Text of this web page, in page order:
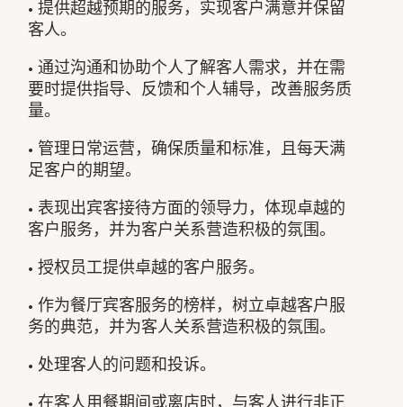
• 提供超越预期的服务，实现客户满意并保留
客人。
• 通过沟通和协助个人了解客人需求，并在需
要时提供指导、反馈和个人辅导，改善服务质
量。
• 管理日常运营，确保质量和标准，且每天满
足客户的期望。
• 表现出宾客接待方面的领导力，体现卓越的
客户服务，并为客户关系营造积极的氛围。
• 授权员工提供卓越的客户服务。
• 作为餐厅宾客服务的榜样，树立卓越客户服
务的典范，并为客人关系营造积极的氛围。
• 处理客人的问题和投诉。
• 在客人用餐期间或离店时，与客人进行非正